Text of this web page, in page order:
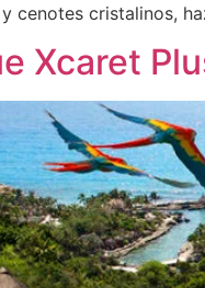
cenotes cristalinos,
Xcaret